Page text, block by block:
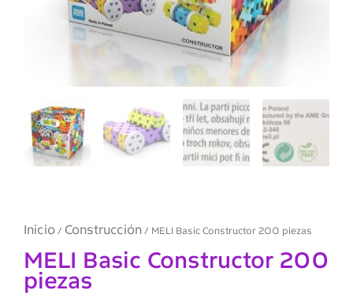
Inicio / Construcción / MELI Basic Constructor 200 piezas
MELI Basic Constructor 200
piezas